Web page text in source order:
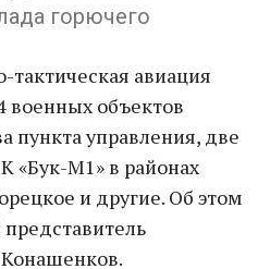
горючего
авиация
военных объектов
пункта управления, две
«Бук-М1» в районах
и другие. Об этом